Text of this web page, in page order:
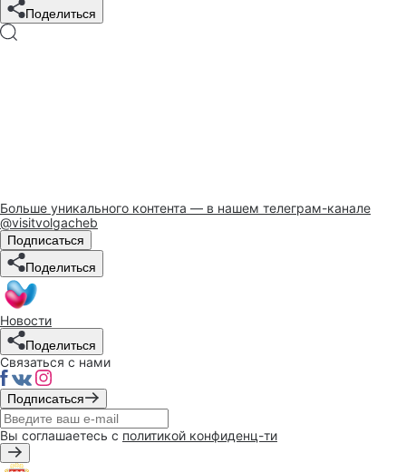
Поделиться
Больше уникального контента — в нашем телеграм-канале
@visitvolgacheb
Подписаться
Поделиться
Новости
Поделиться
Связаться с нами
Подписаться
Вы соглашаетесь с политикой конфиденц-ти